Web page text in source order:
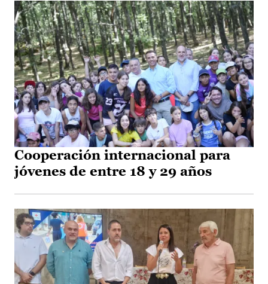
Cooperación internacional para
jóvenes de entre 18 y 29 años